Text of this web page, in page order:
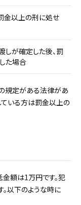
金以上の刑に処せ
しが確定した後、罰
た場合
規定がある法律があ
ている方は罰金以上の
額は1万円です。犯
以下のような時に